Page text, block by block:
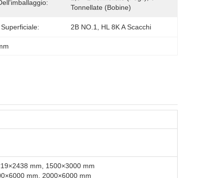
Tonnellate (bobine)
2B NO.1, HL 8K A Scacchi
mm, 1500×3000 mm
mm, 2000×6000 mm